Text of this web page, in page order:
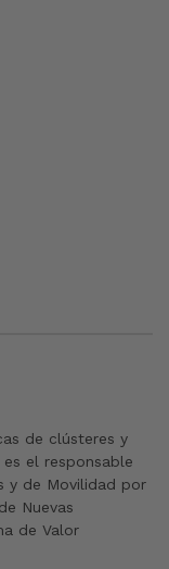
de clústeres y
el responsable
y de Movilidad por
Nuevas
de Valor